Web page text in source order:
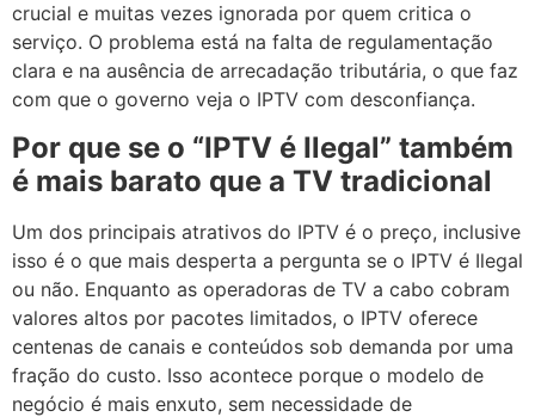
crucial e muitas vezes ignorada por quem critica o
serviço. O problema está na falta de regulamentação
clara e na ausência de arrecadação tributária, o que faz
com que o governo veja o IPTV com desconfiança.
Por que se o “IPTV é Ilegal” também
é mais barato que a TV tradicional
Um dos principais atrativos do IPTV é o preço, inclusive
isso é o que mais desperta a pergunta se o IPTV é Ilegal
ou não. Enquanto as operadoras de TV a cabo cobram
valores altos por pacotes limitados, o IPTV oferece
centenas de canais e conteúdos sob demanda por uma
fração do custo. Isso acontece porque o modelo de
negócio é mais enxuto, sem necessidade de